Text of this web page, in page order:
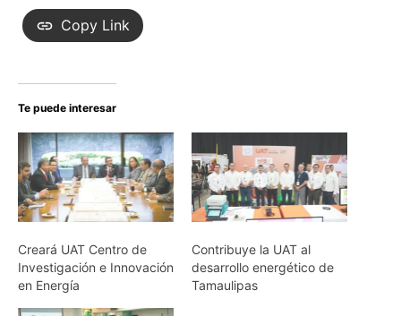
Copy Link
Te puede interesar
Creará UAT Centro de
Investigación e Innovación
en Energía
Contribuye la UAT al
desarrollo energético de
Tamaulipas